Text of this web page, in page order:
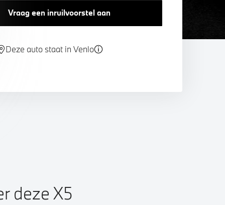
Vraag een inruilvoorstel aan
Deze auto staat in Venlo
deze X5